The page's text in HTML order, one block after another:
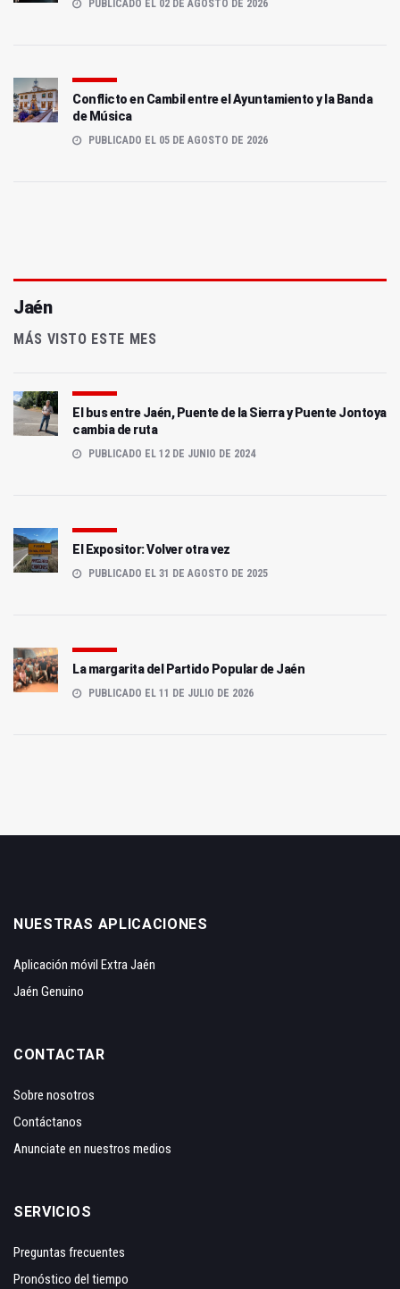
PUBLICADO EL 02 DE AGOSTO DE 2026
Conflicto en Cambil entre el Ayuntamiento y la Banda
de Música
PUBLICADO EL 05 DE AGOSTO DE 2026
Jaén
MÁS VISTO ESTE MES
El bus entre Jaén, Puente de la Sierra y Puente Jontoya
cambia de ruta
PUBLICADO EL 12 DE JUNIO DE 2024
El Expositor: Volver otra vez
PUBLICADO EL 31 DE AGOSTO DE 2025
La margarita del Partido Popular de Jaén
PUBLICADO EL 11 DE JULIO DE 2026
NUESTRAS APLICACIONES
Aplicación móvil Extra Jaén
Jaén Genuino
CONTACTAR
Sobre nosotros
Contáctanos
Anunciate en nuestros medios
SERVICIOS
Preguntas frecuentes
Pronóstico del tiempo